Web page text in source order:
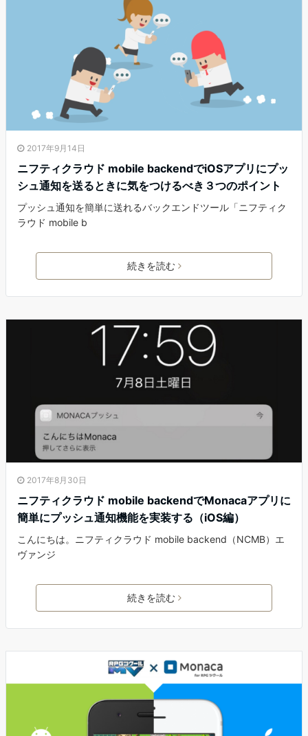
2017年9月14日
ニフティクラウド mobile backendでiOSアプリにプッ
シュ通知を送るときに気をつけるべき３つのポイント
プッシュ通知を簡単に送れるバックエンドツール「ニフティク
ラウド mobile b
続きを読む
2017年8月30日
ニフティクラウド mobile backendでMonacaアプリに
簡単にプッシュ通知機能を実装する（iOS編）
こんにちは。ニフティクラウド mobile backend（NCMB）エ
ヴァンジ
続きを読む